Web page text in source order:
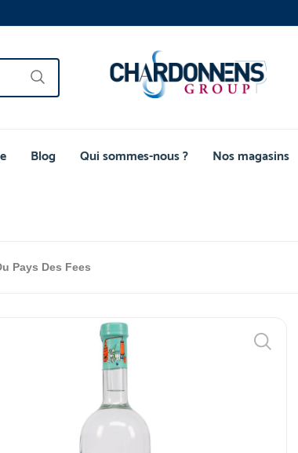
Blog Qui sommes-nous ? Nos magasins
Pays Des Fees